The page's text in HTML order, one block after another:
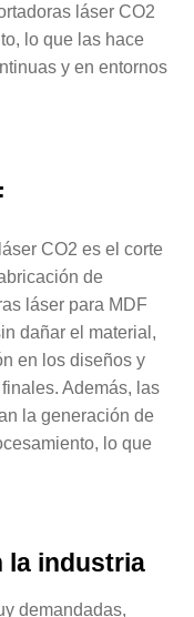
láser CO2
lo que las hace
y en entornos
CO2 es el corte
de
láser para MDF
dañar el material,
en los diseños y
Además, las
la generación de
lo que
la industria
demandadas,